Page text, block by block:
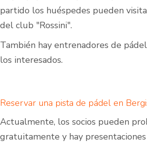
partido los huéspedes pueden
del club "Rossini".
También hay entrenadores de
los interesados.
Reservar una pista de pádel en
Actualmente, los socios pueden
gratuitamente y hay